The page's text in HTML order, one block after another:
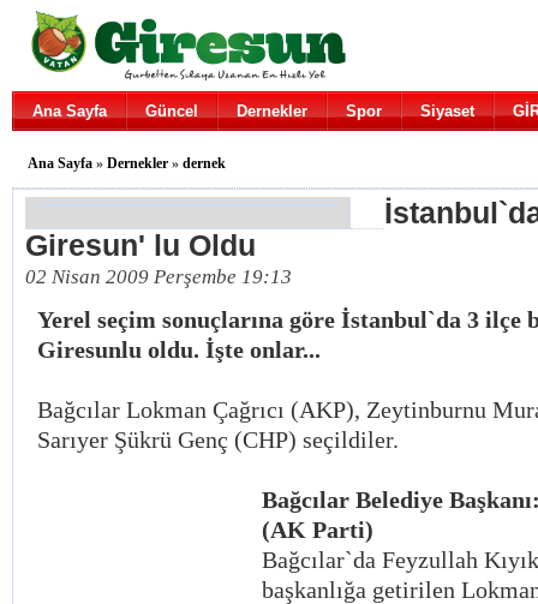
Ana Sayfa Güncel Dernekler Spor Siyaset
Ana Sayfa » Dernekler » dernek
Giresun' lu Oldu
02 Nisan 2009 Perşembe 19:13
Yerel seçim sonuçlarına göre İstanbul`da 3 ilçe
Giresunlu oldu. İşte onlar...
Bağcılar Lokman Çağrıcı (AKP), Zeytinburnu
Sarıyer Şükrü Genç (CHP) seçildiler.
Bağcılar Belediye
(AK Parti)
Bağcılar`da Feyzullah
başkanlığa getirilen